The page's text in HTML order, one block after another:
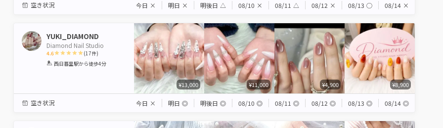
空き状況 今日 × 明日 × 明後日 △ 08/10 × 08/11 △ 08/12 × 08/13 ◯ 08/14 ×
YUKI_DIAMOND
Diamond Nail Studio
4.6
1 2 3 4 5
(17件)
西日暮里駅から徒歩4分
¥13,000 ¥11,000 ¥4,900 ¥8,900
空き状況 今日 × 明日 ◎ 明後日 ◎ 08/10 ◎ 08/11 ◎ 08/12 ◎ 08/13 ◎ 08/14 ◎